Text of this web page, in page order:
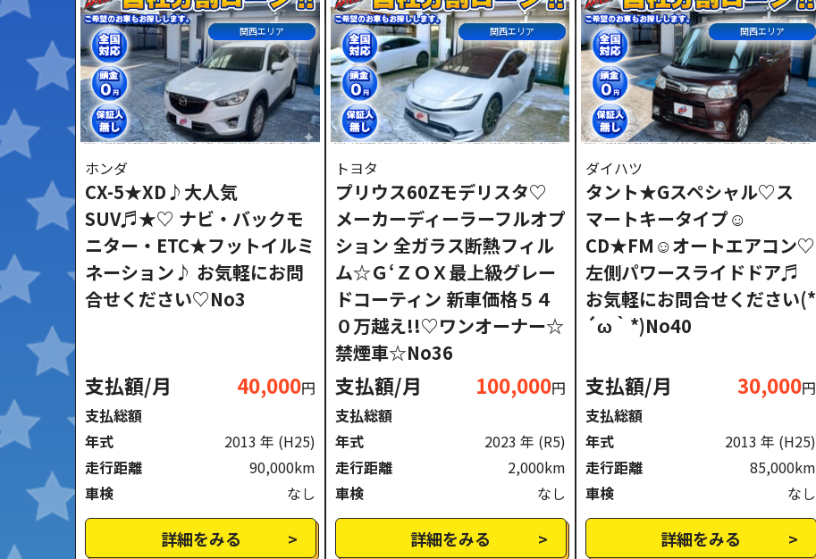
関西エリア
ホンダ
CX-5★XD♪大人気
SUV♬★♡ ナビ・バックモ
ニター・ETC★フットイルミ
ネーション♪ お気軽にお問
合せください♡No3
支払額/月 40,000円
支払総額
年式
2013 年 (H25)
走行距離
90,000km
車検
なし
詳細をみる
関西エリア
トヨタ
プリウス60Zモデリスタ♡
メーカーディーラーフルオプ
ション 全ガラス断熱フィル
ム☆Ｇ‘ＺＯＸ最上級グレー
ドコーティン 新車価格５４
０万越え!!♡ワンオーナー☆
禁煙車☆No36
支払額/月 100,000円
支払総額
年式
2023 年 (R5)
走行距離
2,000km
車検
なし
詳細をみる
関西エリア
ダイハツ
タント★Gスペシャル♡ス
マートキータイプ☺
CD★FM☺オートエアコン♡
左側パワースライドドア♬
お気軽にお問合せください(*
´ω｀*)No40
支払額/月 30,000円
支払総額
年式
2013 年 (H25)
走行距離
85,000km
車検
なし
詳細をみる